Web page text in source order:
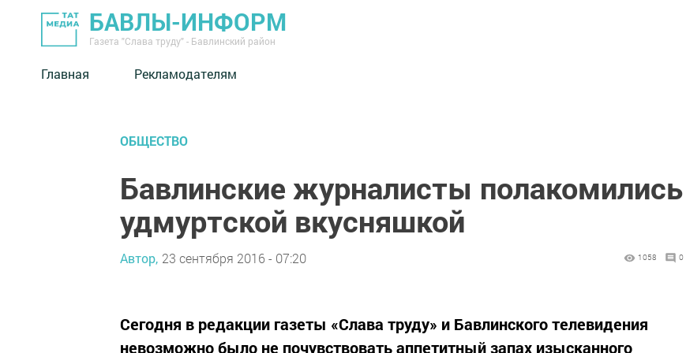
БАВЛЫ-ИНФОРМ
Газета "Слава труду" - Бавлинский район
Главная Рекламодателям
ОБЩЕСТВО
Бавлинские журналисты полакомились
удмуртской вкусняшкой
Автор, 23 сентября 2016 - 07:20 1058 0
Сегодня в редакции газеты «Слава труду» и Бавлинского телевидения
невозможно было не почувствовать аппетитный запах изысканного